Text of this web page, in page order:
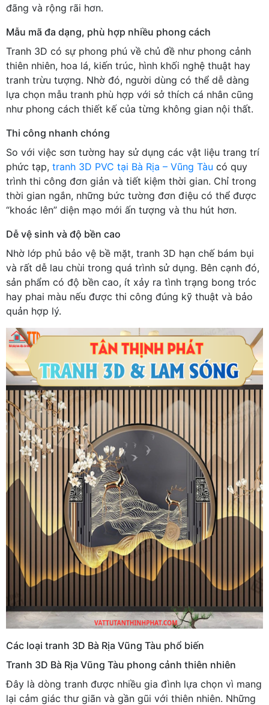
đãng và rộng rãi hơn.
Mẫu mã đa dạng, phù hợp nhiều phong cách
Tranh 3D có sự phong phú về chủ đề như phong cảnh
thiên nhiên, hoa lá, kiến trúc, hình khối nghệ thuật hay
tranh trừu tượng. Nhờ đó, người dùng có thể dễ dàng
lựa chọn mẫu tranh phù hợp với sở thích cá nhân cũng
như phong cách thiết kế của từng không gian nội thất.
Thi công nhanh chóng
So với việc sơn tường hay sử dụng các vật liệu trang trí
phức tạp, tranh 3D PVC tại Bà Rịa – Vũng Tàu có quy
trình thi công đơn giản và tiết kiệm thời gian. Chỉ trong
thời gian ngắn, những bức tường đơn điệu có thể được
“khoác lên” diện mạo mới ấn tượng và thu hút hơn.
Dễ vệ sinh và độ bền cao
Nhờ lớp phủ bảo vệ bề mặt, tranh 3D hạn chế bám bụi
và rất dễ lau chùi trong quá trình sử dụng. Bên cạnh đó,
sản phẩm có độ bền cao, ít xảy ra tình trạng bong tróc
hay phai màu nếu được thi công đúng kỹ thuật và bảo
quản hợp lý.
Các loại tranh 3D Bà Rịa Vũng Tàu phổ biến
Tranh 3D Bà Rịa Vũng Tàu phong cảnh thiên nhiên
Đây là dòng tranh được nhiều gia đình lựa chọn vì mang
lại cảm giác thư giãn và gần gũi với thiên nhiên. Những